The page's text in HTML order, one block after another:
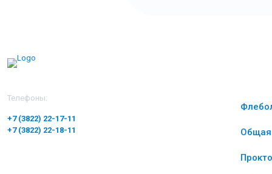
Телефоны:
+7 (3822) 22-17-11
+7 (3822) 22-18-11
Общая